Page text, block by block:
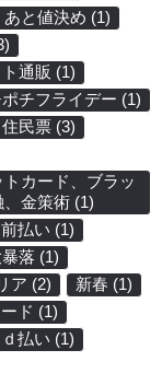
あと値決め (1)
通販 (1)
チフライデー (1)
住民票 (3)
カード、ブラッ
、金策術 (1)
前払い (1)
落 (1)
ア (2) 新春 (1)
ド (1)
ｄ払い (1)